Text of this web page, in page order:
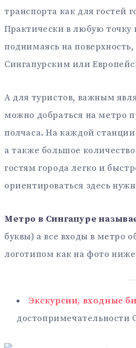
транспорта как для гостей
Практически в любую точку
поднимаясь на
Сингапурским или
А для туристов, важным
можно добраться на метро
полчаса. На каждой
а также большое
гостям города легко и
ориентироваться здесь
Метро в Сингапуре
буквы) а все входы в метро
логотипом как на фото
Экскурсии, входные
достопримечательности